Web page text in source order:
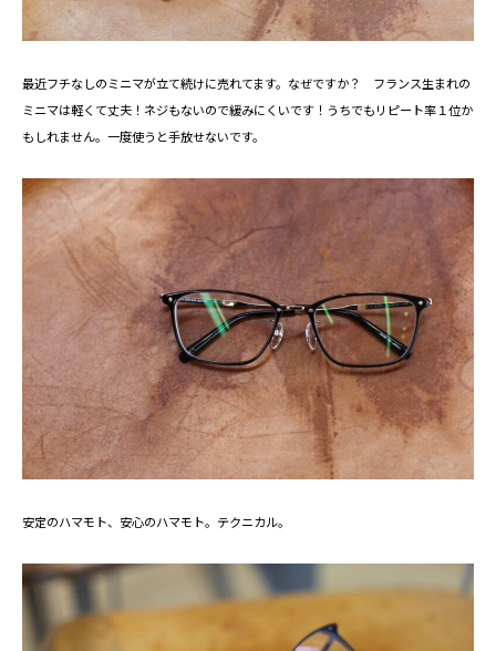
最近フチなしのミニマが立て続けに売れてます。なぜですか？ フランス生まれの
ミニマは軽くて丈夫！ネジもないので緩みにくいです！うちでもリピート率１位か
もしれません。一度使うと手放せないです。
安定のハマモト、安心のハマモト。テクニカル。